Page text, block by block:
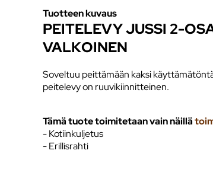
Tuotteen kuvaus
PEITELEVY JUSSI 2-
VALKOINEN
Soveltuu peittämään kaksi
peitelevy on ruuvikiinnitteinen.
Tämä tuote toimitetaan vain näillä
- Kotiinkuljetus
- Erillisrahti